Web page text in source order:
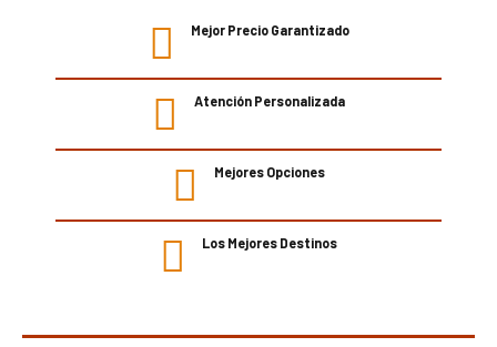
Mejor Precio Garantizado
Atención Personalizada
Mejores Opciones
Los Mejores Destinos